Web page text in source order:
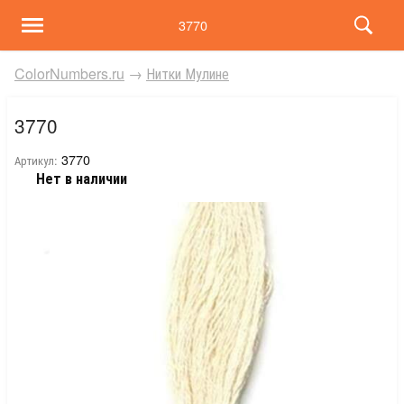
3770
ColorNumbers.ru → Нитки Мулине
3770
Артикул: 3770
Нет в наличии